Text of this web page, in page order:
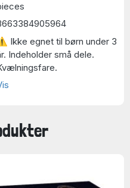
Ikke egnet til børn under 3
Indeholder små dele.